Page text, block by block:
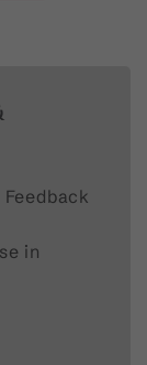
in